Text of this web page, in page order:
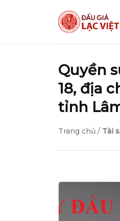
Quyền
18, địa
tỉnh
Trang chủ / Tài